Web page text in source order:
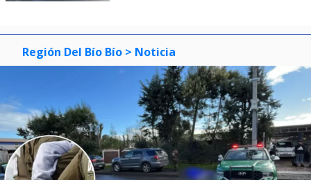
Región Del Bío Bío > Noticia